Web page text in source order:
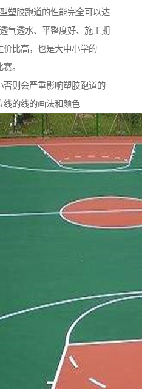
塑胶跑道的性能完全可以达
气透水、平整度好、施工期
比高，也是大中小学的
。
则会严重影响塑胶跑道的
线的线的画法和颜色